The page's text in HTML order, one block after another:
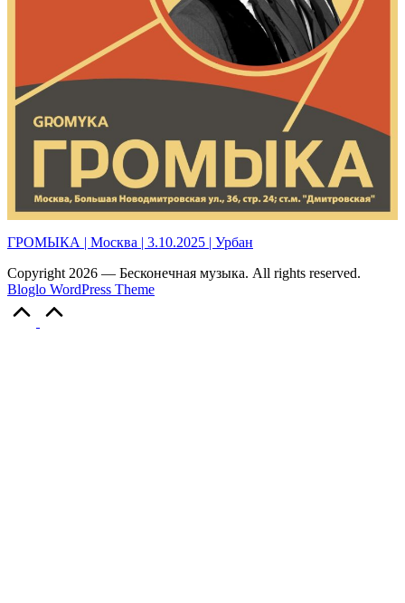
ГРОМЫКА | Москва | 3.10.2025 | Урбан
Copyright 2026 — Бесконечная музыка. All rights reserved.
Bloglo WordPress Theme